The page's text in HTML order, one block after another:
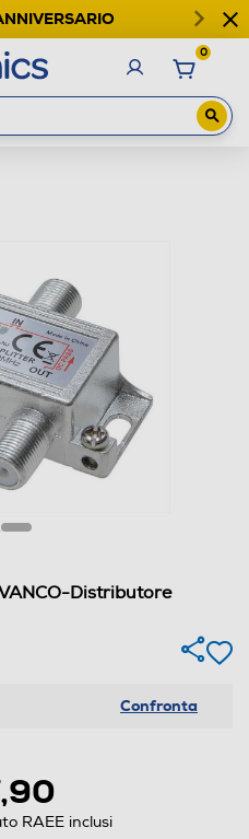
0
Distributore
Confronta
RAEE inclusi